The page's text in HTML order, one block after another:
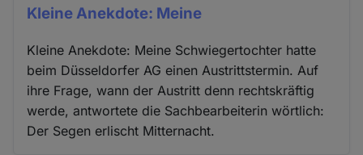
Kleine Anekdote: Meine
Kleine Anekdote: Meine Schwiegertochter hatte
beim Düsseldorfer AG einen Austrittstermin. Auf
ihre Frage, wann der Austritt denn rechtskräftig
werde, antwortete die Sachbearbeiterin wörtlich:
Der Segen erlischt Mitternacht.